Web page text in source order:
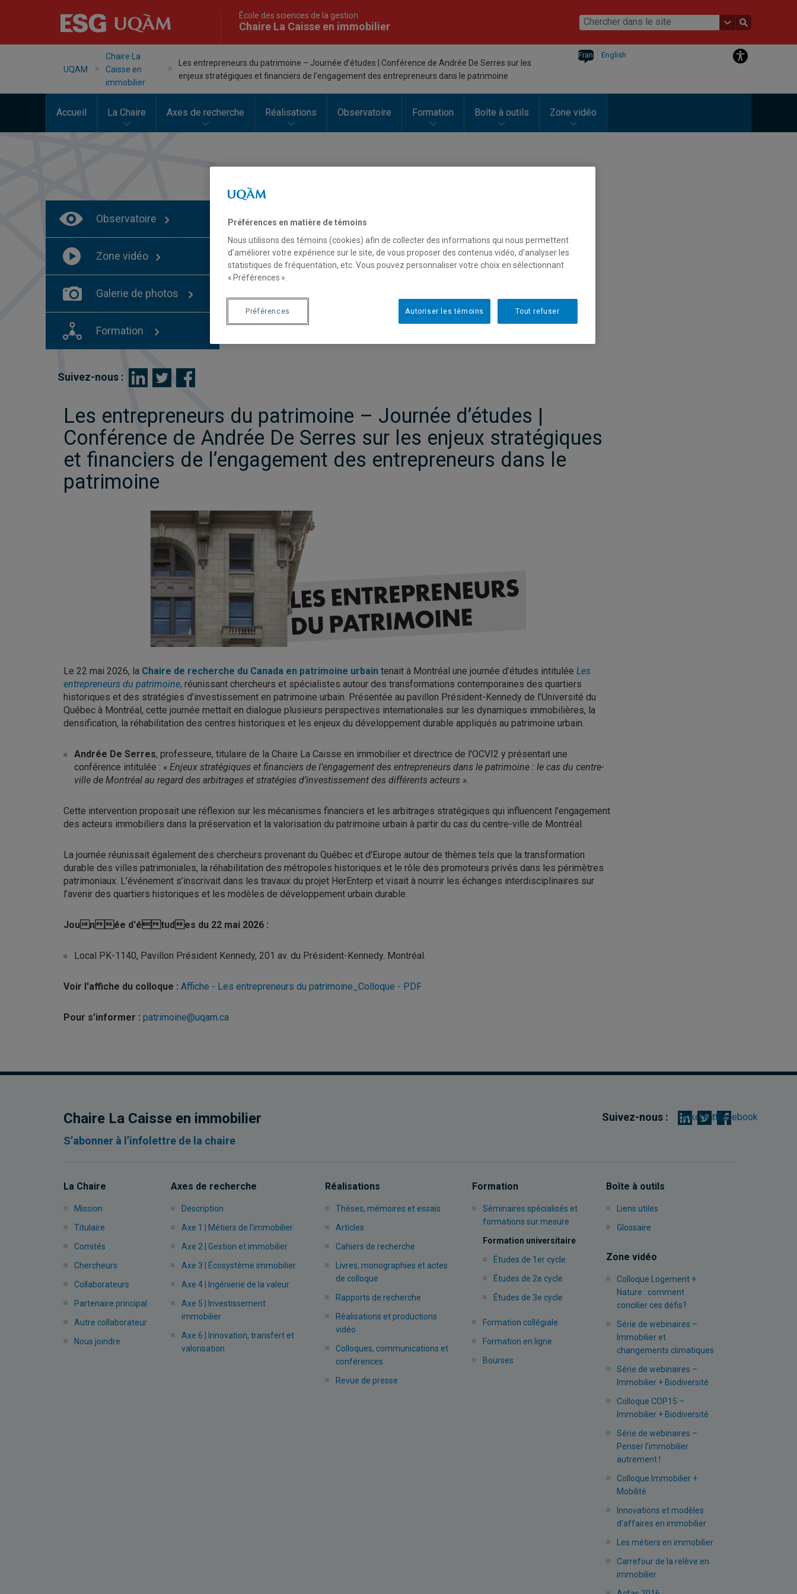
École des sciences de la gestion
Chaire La Caisse en immobilier
UQAM
Chaire La
Caisse en
immobilier
Les entrepreneurs du patrimoine – Journée d’études | Conférence de Andrée De Serres sur les
enjeux stratégiques et financiers de l’engagement des entrepreneurs dans le patrimoine
FrançaisEnglish
Accueil La Chaire Axes de recherche Réalisations Observatoire Formation Boîte à outils Zone vidéo
Observatoire
Zone vidéo
Galerie de photos
Formation
Suivez-nous :
Les entrepreneurs du patrimoine – Journée d’études |
Conférence de Andrée De Serres sur les enjeux stratégiques
et financiers de l’engagement des entrepreneurs dans le
patrimoine
Le 22 mai 2026, la Chaire de recherche du Canada en patrimoine urbain tenait à Montréal une journée d’études intitulée Les
entrepreneurs du patrimoine, réunissant chercheurs et spécialistes autour des transformations contemporaines des quartiers
historiques et des stratégies d’investissement en patrimoine urbain. Présentée au pavillon Président-Kennedy de l’Université du
Québec à Montréal, cette journée mettait en dialogue plusieurs perspectives internationales sur les dynamiques immobilières, la
densification, la réhabilitation des centres historiques et les enjeux du développement durable appliqués au patrimoine urbain.
Andrée De Serres, professeure, titulaire de la Chaire La Caisse en immobilier et directrice de l'OCVI2 y présentait une
conférence intitulée : « Enjeux stratégiques et financiers de l’engagement des entrepreneurs dans le patrimoine : le cas du centre-
ville de Montréal au regard des arbitrages et stratégies d’investissement des différents acteurs »
Cette intervention proposait une réflexion sur les mécanismes financiers et les arbitrages stratégiques qui influencent l’engagement
des acteurs immobiliers dans la préservation et la valorisation du patrimoine urbain à partir du cas du centre-ville de Montréal.
La journée réunissait également des chercheurs provenant du Québec et d’Europe autour de thèmes tels que la transformation
durable des villes patrimoniales, la réhabilitation des métropoles historiques et le rôle des promoteurs privés dans les périmètres
patrimoniaux. L’événement s’inscrivait dans les travaux du projet HerEnterp et visait à nourrir les échanges interdisciplinaires sur
l’avenir des quartiers historiques et les modèles de développement urbain durable.
Jounée d'études du 22 mai 2026 :
Local PK-1140, Pavillon Président Kennedy, 201 av. du Président-Kennedy. Montréal.
Voir l'affiche du colloque : Affiche - Les entrepreneurs du patrimoine_Colloque - PDF
Pour s’informer : patrimoine@uqam.ca
Chaire La Caisse en immobilier
La Chaire
Mission
Titulaire
Comités
Chercheurs
Collaborateurs
Partenaire principal
Autre collaborateur
Nous joindre
Axes de recherche
Description
Axe 1 | Métiers de l’immobilier
Axe 2 | Gestion et immobilier
Axe 3 | Écosystème immobilier
Axe 4 | Ingénierie de la valeur
Axe 5 | Investissement
immobilier
Axe 6 | Innovation, transfert et
valorisation
Réalisations
Thèses, mémoires et essais
Articles
Cahiers de recherche
Livres, monographies et actes
de colloque
Rapports de recherche
Réalisations et productions
vidéo
Colloques, communications et
conférences
Revue de presse
Formation
Séminaires spécialisés et
formations sur mesure
Formation universitaire
Études de 1er cycle
Études de 2e cycle
Études de 3e cycle
Formation collégiale
Formation en ligne
Bourses
Boîte à outils
Liens utiles
Glossaire
Zone vidéo
Colloque Logement +
Nature : comment
concilier ces défis?
Série de webinaires –
Immobilier et
changements climatiques
Série de webinaires –
Immobilier + Biodiversité
Colloque COP15 –
Immobilier + Biodiversité
Série de webinaires –
Penser l’immobilier
autrement !
Colloque Immobilier +
Mobilité
Innovations et modèles
d’affaires en immobilier
Les métiers en immobilier
Carrefour de la relève en
immobilier
S’abonner à l’infolettre de la chaire
Suivez-nous : LinkedinTwitterFacebook
Préférences en matière de témoins
Nous utilisons des témoins (cookies) afin de collecter des informations qui nous permettent
d’améliorer votre expérience sur le site, de vous proposer des contenus vidéo, d’analyser les
statistiques de fréquentation, etc. Vous pouvez personnaliser votre choix en sélectionnant
« Préférences ».
Tout refuser
Autoriser les témoins
Préférences